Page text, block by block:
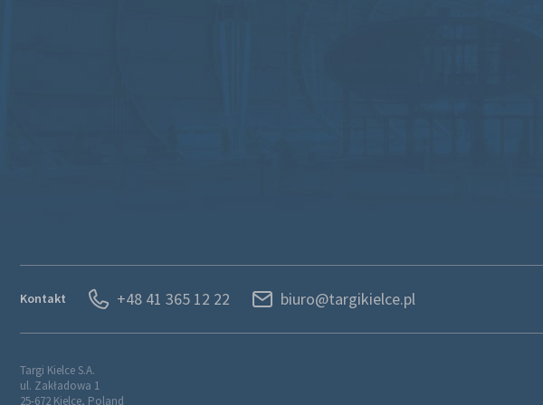
Kontakt +48 41 365 12 22 biuro@targikielce.pl
Targi Kielce S.A.
ul. Zakładowa 1
25-672 Kielce, Poland